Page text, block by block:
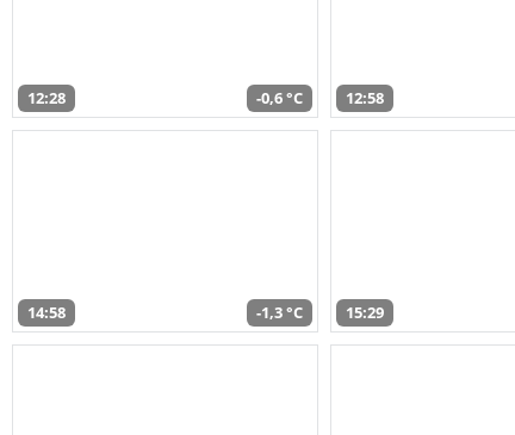
12:28 -0,6 °C 12:58
14:58 -1,3 °C 15:29